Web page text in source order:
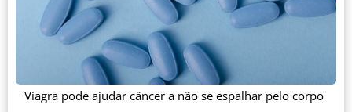
Viagra pode ajudar câncer a não se espalhar pelo corpo